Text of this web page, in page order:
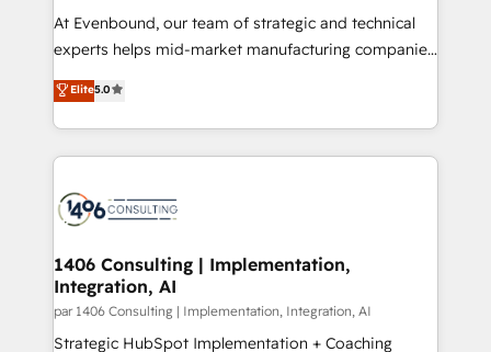
提供。 ▸ 既存CRM・MAからの移行支援：Salesforce・
Marketo・Pardot等からの移行、カスタム設計、履歴
データ移行と活用設計まで。 ▸ AEO対応：ChatGPT・
か？ ✓ HubSpot Eliteパートナー認定 ✓ HubSpotアワ
ード受賞・HUGリーダー ✓ ISO27001:2022 /
ISO9001:2015 取得 ✓ 400社以上の導入実績 ✓
状整理の壁打ちなど、構想段階からお気軽にお問い合わ
せください。
At Evenbound, our team of strategic and technical
experts helps mid-market manufacturing companies
achieve real growth. We specialize in delivering
tailored solutions that drive results by leveraging
HubSpot’s platform and data to fuel success.
Technical Solutions: - HubSpot Technical Consulting -
Onboarding - Data Migration & Integrations -
Technical Audit & Optimization Strategic Solutions: -
Revenue Operations - Inbound Marketing -
Outbound Marketing - HubSpot CMS Website
Design & Development We empower our clients to
reach their full potential by providing transparent,
Elite5.0
1406 Consulting | Implementation,
Integration, AI
par 1406 Consulting | Implementation, Integration, AI
Strategic HubSpot Implementation + Coaching